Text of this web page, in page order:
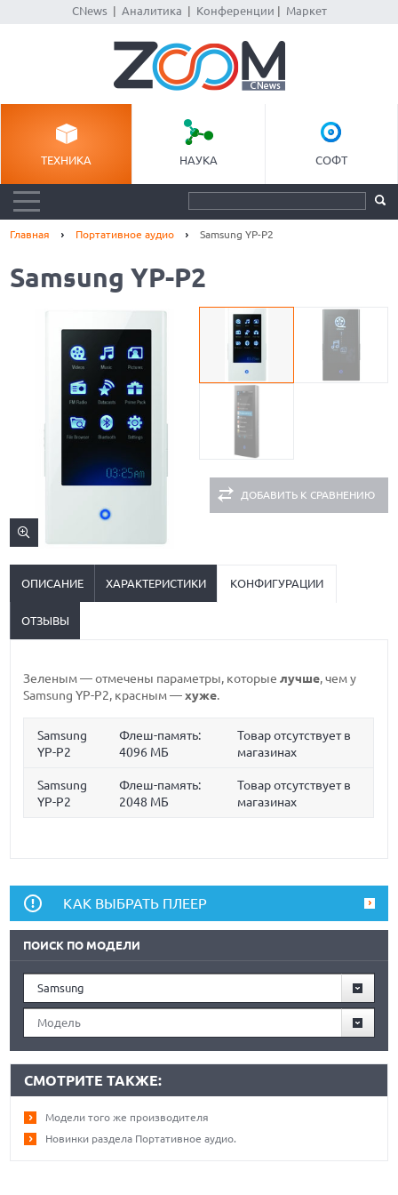
CNews| Аналитика Конференции Маркет
ТЕХНИКА НАУКА СОФТ
Главная Портативное аудио Samsung YP-P2
Samsung YP-P2
ДОБАВИТЬ К СРАВНЕНИЮ
ОПИСАНИЕ ХАРАКТЕРИСТИКИ КОНФИГУРАЦИИ
ОТЗЫВЫ
Зеленым— отмечены параметры, которыелучше, чем у
Samsung YP-P2, красным—хуже.
Samsung
YP-P2
Флеш-память:
4096 МБ
Товар отсутствует в
магазинах
Samsung
YP-P2
Флеш-память:
2048 МБ
Товар отсутствует в
магазинах
КАК ВЫБРАТЬ ПЛЕЕР
ПОИСК ПО МОДЕЛИ
Samsung
Модель
СМОТРИТЕ ТАКЖЕ:
Модели того же производителя
Новинки раздела Портативное аудио.